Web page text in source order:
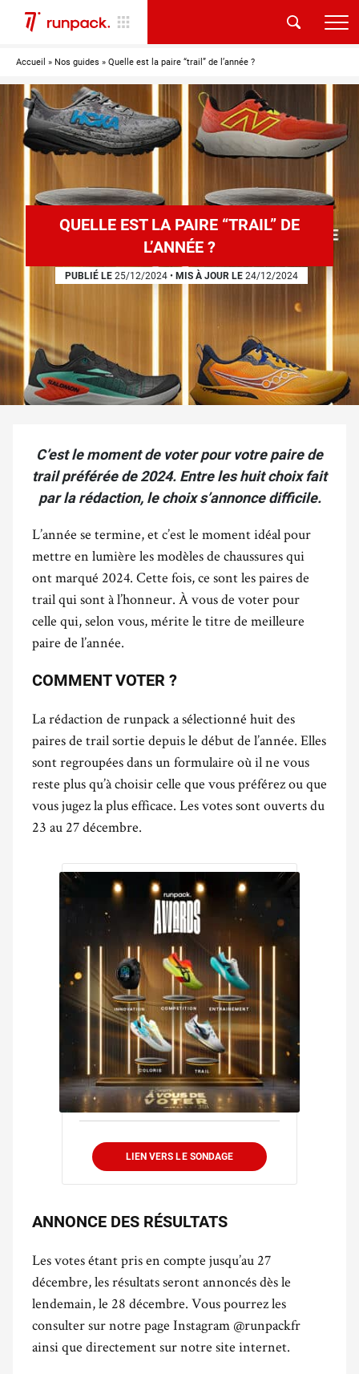
Accueil » Nos guides » Quelle est la paire “trail” de l’année ?
QUELLE EST LA PAIRE “TRAIL” DE
L’ANNÉE ?
PUBLIÉ LE 25/12/2024 • MIS À JOUR LE 24/12/2024
C’est le moment de voter pour votre paire de
trail préférée de 2024. Entre les huit choix fait
par la rédaction, le choix s’annonce difficile.
L’année se termine, et c’est le moment idéal pour
mettre en lumière les modèles de chaussures qui
ont marqué 2024. Cette fois, ce sont les paires de
trail qui sont à l’honneur. À vous de voter pour
celle qui, selon vous, mérite le titre de meilleure
paire de l’année.
COMMENT VOTER ?
La rédaction de runpack a sélectionné huit des
paires de trail sortie depuis le début de l’année. Elles
sont regroupées dans un formulaire où il ne vous
reste plus qu’à choisir celle que vous préférez ou que
vous jugez la plus efficace. Les votes sont ouverts du
23 au 27 décembre.
LIEN VERS LE SONDAGE
ANNONCE DES RÉSULTATS
Les votes étant pris en compte jusqu’au 27
décembre, les résultats seront annoncés dès le
lendemain, le 28 décembre. Vous pourrez les
consulter sur notre page Instagram @runpackfr
ainsi que directement sur notre site internet.